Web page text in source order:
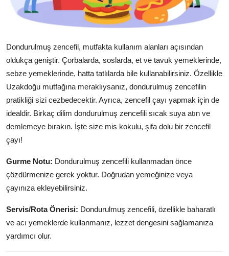
Dondurulmuş zencefil, mutfakta kullanım alanları açısından
oldukça geniştir. Çorbalarda, soslarda, et ve tavuk yemeklerinde,
sebze yemeklerinde, hatta tatlılarda bile kullanabilirsiniz. Özellikle
Uzakdoğu mutfağına meraklıysanız, dondurulmuş zencefilin
pratikliği sizi cezbedecektir. Ayrıca, zencefil çayı yapmak için de
idealdir. Birkaç dilim dondurulmuş zencefili sıcak suya atın ve
demlemeye bırakın. İşte size mis kokulu, şifa dolu bir zencefil
çayı!
Gurme Notu: Dondurulmuş zencefili kullanmadan önce
çözdürmenize gerek yoktur. Doğrudan yemeğinize veya
çayınıza ekleyebilirsiniz.
Servis/Rota Önerisi: Dondurulmuş zencefili, özellikle baharatlı
ve acı yemeklerde kullanmanız, lezzet dengesini sağlamanıza
yardımcı olur.